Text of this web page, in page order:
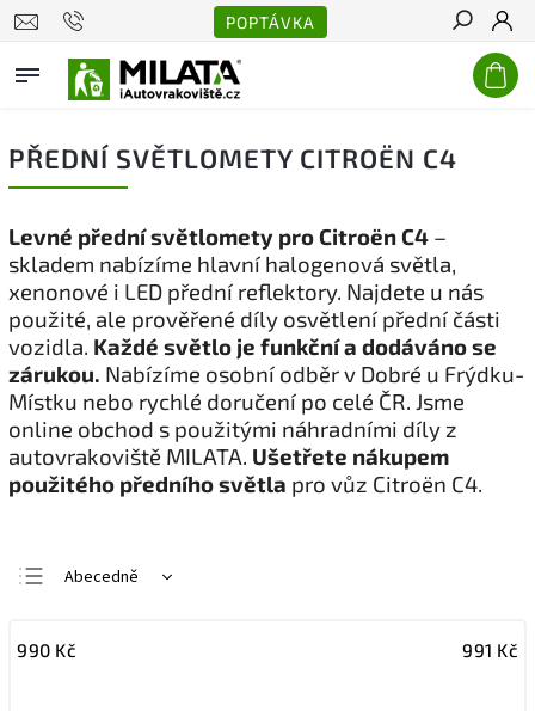
POPTÁVKA
Hledat
PŘEDNÍ SVĚTLOMETY CITROËN C4
Levné přední světlomety pro Citroën C4 –
skladem nabízíme hlavní halogenová světla,
xenonové i LED přední reflektory. Najdete u nás
použité, ale prověřené díly osvětlení přední části
vozidla. Každé světlo je funkční a dodáváno se
zárukou. Nabízíme osobní odběr v Dobré u Frýdku-
Místku nebo rychlé doručení po celé ČR. Jsme
online obchod s použitými náhradními díly z
autovrakoviště MILATA. Ušetřete nákupem
použitého předního světla pro vůz Citroën C4.
Abecedně
Nejdražší
990 Kč 991 Kč